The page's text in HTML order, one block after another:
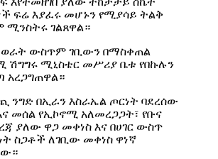
ፍሬ እያፈሩ መሆኑን የሚያሳይ ትልቅ
ገልጸዋል።
ወራት ውስጥም ገቢውን በማስቀጠል
ሽግግሩ ሚኒስቴር መሥሪያ ቤቱ የበኩሉን
ንግድ በኢራን እስራኤል ጦርነት ባደረሰው
መሰል የኢኮኖሚ አለመረጋጋት፣ የቡና
ያለው ዋጋ መቀነስ እና በሀገር ውስጥ
ስጋቶች ለገቢው መቀነስ ዋነኛ